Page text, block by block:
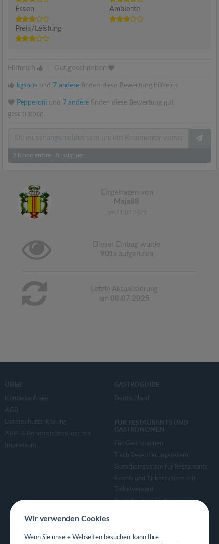
Essen Ambiente
Preis/Leistung
Hilfreich Gut geschrieben
kgsbus und 7 andere finden diese Bewertung hilfreich.
Pepperoni und 7 andere finden diese Bewertung gut
geschrieben.
2 Kommentare Ausklappen
Eingetragen von
Maja88
am 11.01.2022
Dieser Eintrag wurde
901 x aufgerufen
Letzte Aktualisierung
am 08.07.2025
ÜBER
Kontaktanfrage
AGB
Datenschutzerklärung
APP- & Benutzerdaten löschen
Impressum
GASTROGUIDE
Deutschland
FÜR RESTAURANTS UND
GASTRONOMEN
Für Gastronomen
Tisch Reservierungsystem
Gutscheinsystem für Restaurants
Event- und Ticketsystem mit
Ticketverkauf
Bestellsystem Lieferung und
Eigene App für Restaurant
Wir verwenden Cookies
Wenn Sie unsere Webseiten besuchen, kann Ihre